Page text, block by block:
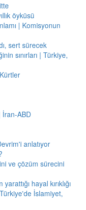
öyküsü
| Komisyonun
sert sürecek
sınırları | Türkiye,
İran-ABD
anlatıyor
ve çözüm sürecini
hayal kırıklığı
İslamiyet,